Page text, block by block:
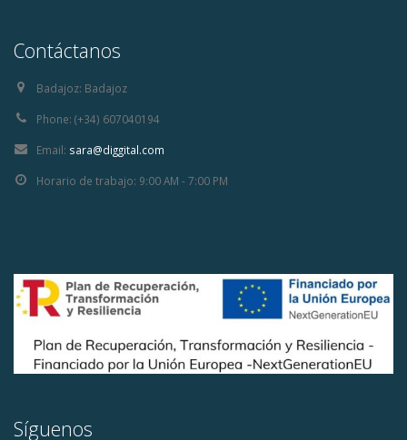
Contáctanos
Badajoz: Badajoz
Phone: (+34) 607040194
Email: sara@diggital.com
Horario de trabajo: 9:00 AM - 7:00 PM
Síguenos